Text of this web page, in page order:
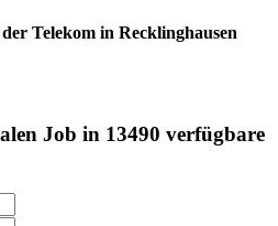
Telekom in Recklinghausen
Job in 13490 verfügbare